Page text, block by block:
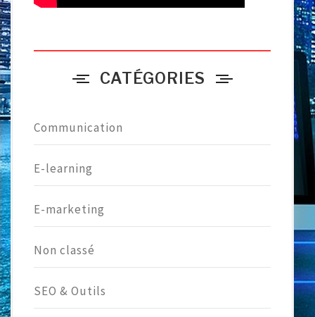
CATÉGORIES
Communication
E-learning
E-marketing
Non classé
SEO & Outils